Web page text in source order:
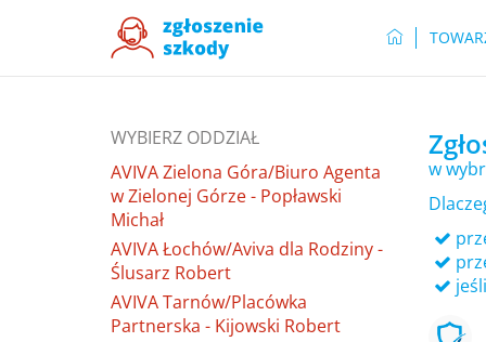
WYBIERZ ODDZIAŁ
AVIVA Zielona Góra/Biuro Agenta
w Zielonej Górze - Popławski
Michał
AVIVA Łochów/Aviva dla Rodziny -
Ślusarz Robert
AVIVA Tarnów/Placówka
Partnerska - Kijowski Robert
w